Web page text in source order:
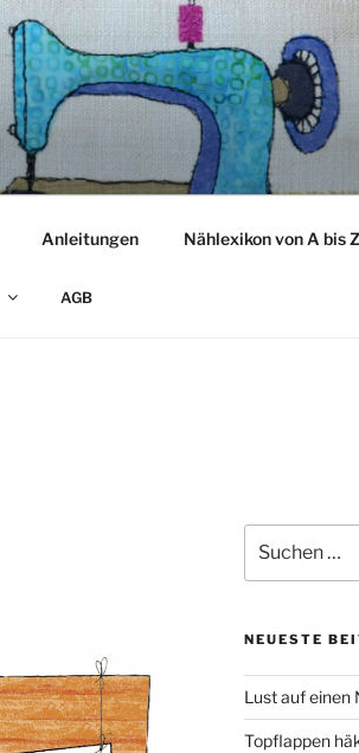
Anleitungen Nählexikon von A bis Z
AGB
nach:
NEUESTE
Lust auf einen
Topflappen